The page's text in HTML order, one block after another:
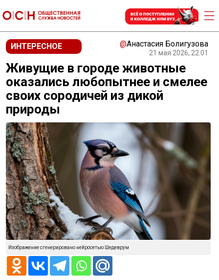
ИНТЕРЕСНОЕ @Анастасия Болигузова
21 мая 2026, 22:01
Живущие в городе животные
оказались любопытнее и смелее
своих сородичей из дикой
природы
Изображение сгенерировано нейросетью Шедеврум